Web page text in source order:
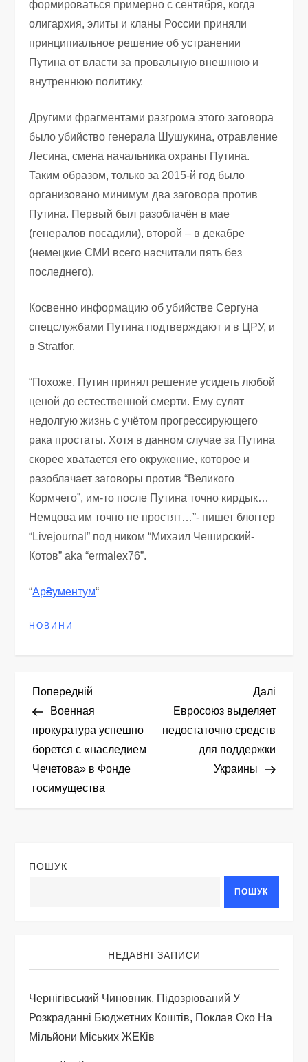
формироваться примерно с сентября, когда
олигархия, элиты и кланы России приняли
принципиальное решение об устранении
Путина от власти за провальную внешнюю и
внутреннюю политику.
Другими фрагментами разгрома этого заговора
было убийство генерала Шушукина, отравление
Лесина, смена начальника охраны Путина.
Таким образом, только за 2015-й год было
организовано минимум два заговора против
Путина. Первый был разоблачён в мае
(генералов посадили), второй – в декабре
(немецкие СМИ всего насчитали пять без
последнего).
Косвенно информацию об убийстве Сергуна
спецслужбами Путина подтверждают и в ЦРУ, и
в Stratfor.
“Похоже, Путин принял решение усидеть любой
ценой до естественной смерти. Ему сулят
недолгую жизнь с учётом прогрессирующего
рака простаты. Хотя в данном случае за Путина
скорее хватается его окружение, которое и
разоблачает заговоры против “Великого
Кормчего”, им-то после Путина точно кирдык…
Немцова им точно не простят…”- пишет блоггер
“Livejournal” под ником “Михаил Чеширский-
Котов” aka “ermalex76”.
“Ар₴ументум“
НОВИНИ
Н
а
в
і
а
з
а
п
Попередній
запис
Попередній
Военная
прокуратура успешно
борется с «наследием
Чечетова» в Фонде
госимущества
запис
Далі
Евросоюз выделяет
недостаточно средств
для поддержки
Украины
ПОШУК
ПОШУК
НЕДАВНІ ЗАПИСИ
Чернігівський Чиновник, Підозрюваний У
Розкраданні Бюджетних Коштів, Поклав Око На
Мільйони Міських ЖЕКів